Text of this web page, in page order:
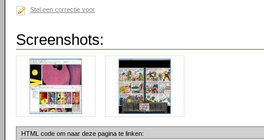
Stel een correctie voor
Screenshots:
HTML code om naar deze pagina te linken: